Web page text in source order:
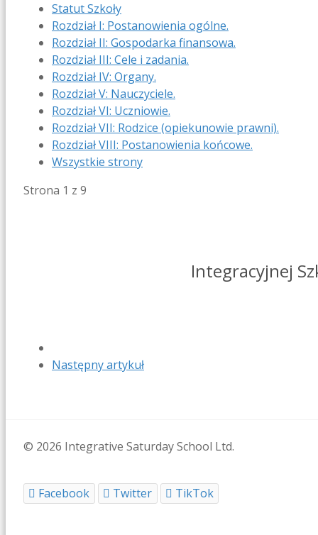
Statut Szkoły
Rozdział I: Postanowienia ogólne.
Rozdział II: Gospodarka finansowa.
Rozdział III: Cele i zadania.
Rozdział IV: Organy.
Rozdział V: Nauczyciele.
Rozdział VI: Uczniowie.
Rozdział VII: Rodzice (opiekunowie prawni).
Rozdział VIII: Postanowienia końcowe.
Wszystkie strony
Strona 1 z 9
Integracyjnej
Następny artykuł
© 2026 Integrative Saturday School Ltd.
Facebook Twitter TikTok